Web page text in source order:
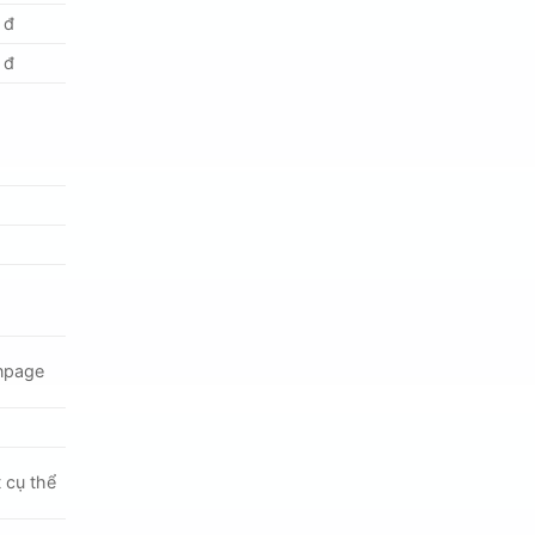
đ
đ
cụ thể